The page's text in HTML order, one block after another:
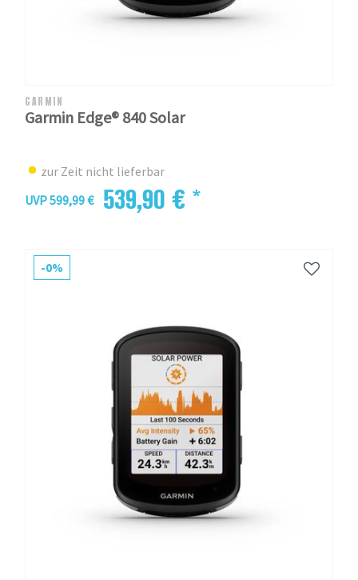
GARMIN
Garmin Edge® 840 Solar
zur Zeit nicht lieferbar
UVP 599,99 €
539,90 € *
-0%